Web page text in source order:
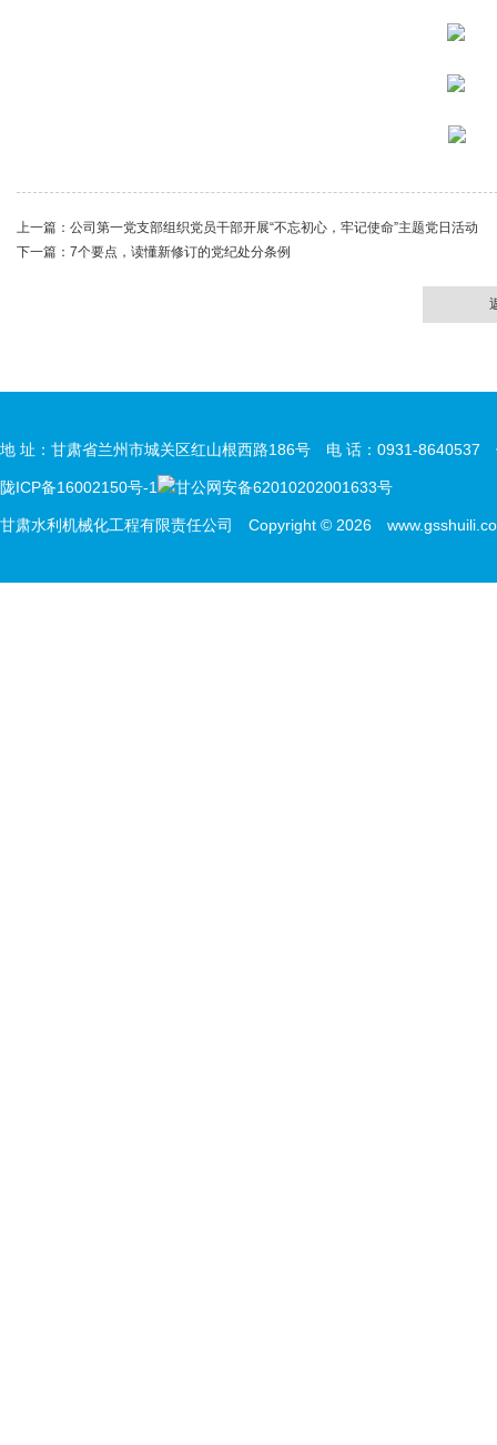
上一篇： 公司第一党支部组织党员干部开展“不忘初心，牢记使命”主题党日活动
下一篇： 7个要点，读懂新修订的党纪处分条例
地 址：甘肃省兰州市城关区红山根西路186号 电 话：0931-8640537
陇ICP备16002150号-1 甘公网安备62010202001633号
甘肃水利机械化工程有限责任公司 Copyright © 2026